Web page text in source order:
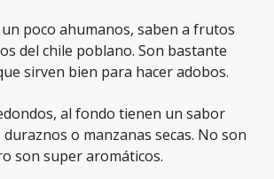
poco ahumanos, saben a frutos
del chile poblano. Son bastante
sirven bien para hacer adobos.
al fondo tienen un sabor
o manzanas secas. No son
son super aromáticos.